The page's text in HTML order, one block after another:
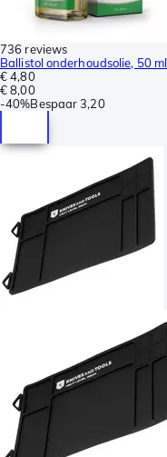
736 reviews
Ballistol onderhoudsolie, 50 ml
€ 4,80
€ 8,00
-40%Bespaar 3,20